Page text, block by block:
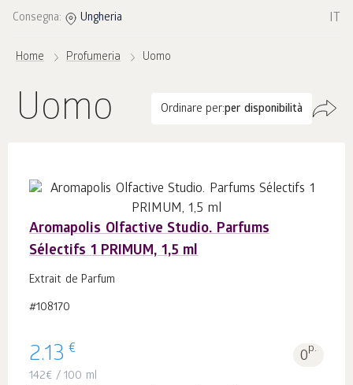
Consegna: Ungheria IT
Home Profumeria Uomo
Uomo Ordinare per:per disponibilità
Aromapolis Olfactive Studio. Parfums
Sélectifs 1 PRIMUM, 1,5 ml
Extrait de Parfum
#108170
2.13 € 0p.
142€ / 100 ml